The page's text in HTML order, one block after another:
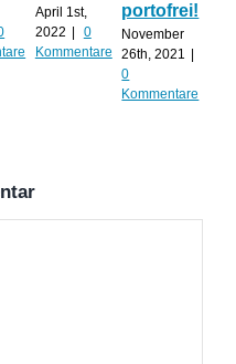
April 1st,
2022
0
Kommentare
portofrei!
November
26th, 2021
0
Kommentare